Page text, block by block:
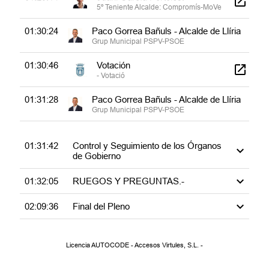
5º Teniente Alcalde: Compromís-MoVe
01:30:24 Paco Gorrea Bañuls - Alcalde de Llíria
Grup Municipal PSPV-PSOE
01:30:46 Votación
- Votació
01:31:28 Paco Gorrea Bañuls - Alcalde de Llíria
Grup Municipal PSPV-PSOE
01:31:42
Control y Seguimiento de los Órganos
de Gobierno
01:32:05 RUEGOS Y PREGUNTAS.-
02:09:36 Final del Pleno
Licencia AUTOCODE - Accesos Virtules, S.L. -